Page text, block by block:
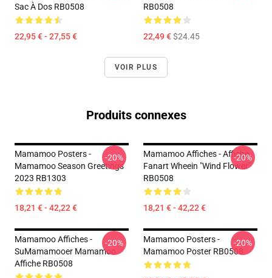
Sac À Dos RB0508
22,95 € - 27,55 €
RB0508
22,49 €$24.45
VOIR PLUS
Produits connexes
Mamamoo Posters -
Mamamoo Season Greetings
2023 RB1303
18,21 € - 42,22 €
-20%
Mamamoo Affiches - Affiche
Fanart Wheein "Wind Flower"
RB0508
18,21 € - 42,22 €
-20%
Mamamoo Affiches -
SuMamamooer Mamamoo
Affiche RB0508
-20%
Mamamoo Posters -
Mamamoo Poster RB0508
-20%